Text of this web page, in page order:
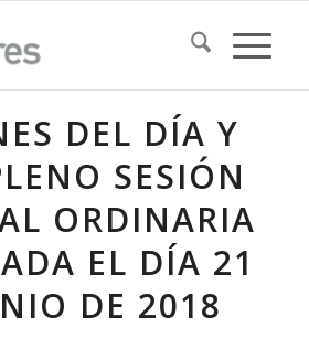
DEL DÍA Y
SESIÓN
ORDINARIA
EL DÍA 21
DE 2018